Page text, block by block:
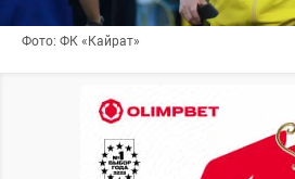
Фото: ФК «Кайрат»